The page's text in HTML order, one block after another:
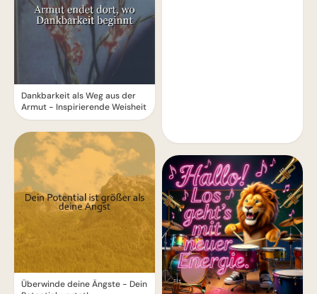
Dankbarkeit als Weg aus der
Armut - Inspirierende Weisheit
Überwinde deine Ängste - Dein